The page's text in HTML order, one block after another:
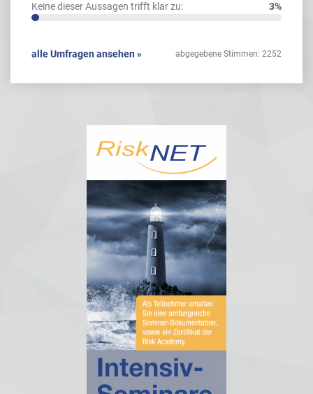
Keine dieser Aussagen trifft klar zu: 3%
alle Umfragen ansehen » abgegebene Stimmen: 2252